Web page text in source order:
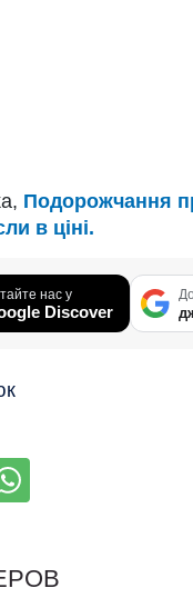
Подорожчання
в ціні.
нас у
Discover